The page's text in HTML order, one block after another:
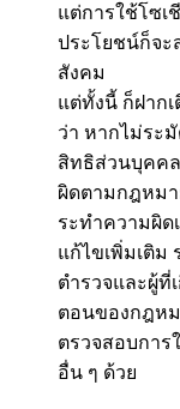
แต่การใช้โซเ
ประโยชน์ก็จะ
สังคม
แต่ทั้งนี้ ก็ฝาก
ว่า หากไม่ระ
สิทธิส่วนบุคค
ผิดตามกฎหม
ระทําความผิด
แก้ไขเพิ่มเติม
ตำรวจและผู้ที่
ตอนของกฎห
ตรวจสอบการ
อื่น ๆ ด้วย